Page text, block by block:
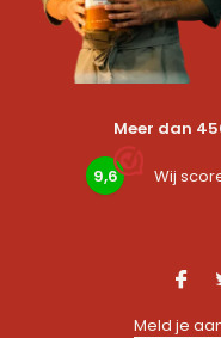
Meer dan
9,6 Wij
Meld je